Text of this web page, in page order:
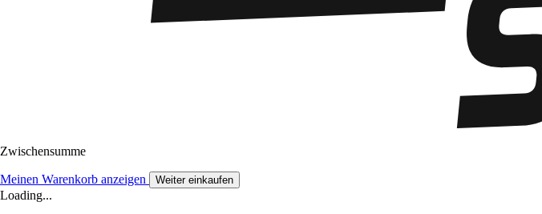
Zwischensumme
Meinen Warenkorb anzeigen Weiter einkaufen
Loading...